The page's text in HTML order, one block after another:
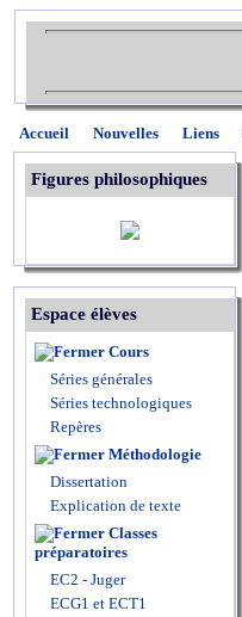
Accueil Nouvelles Liens
Figures philosophiques
Espace élèves
Cours
Séries générales
Séries technologiques
Repères
Méthodologie
Dissertation
Explication de texte
Classes
préparatoires
EC2 - Juger
ECG1 et ECT1